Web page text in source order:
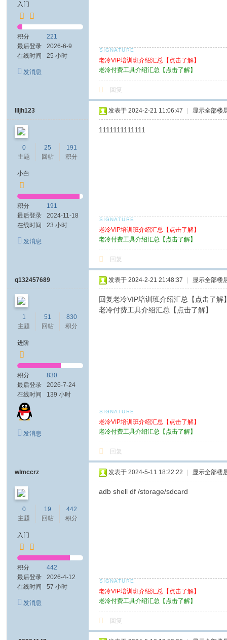
入门
积分
221
最后登录
2026-6-9
在线时间
25 小时
发消息
老冷VIP培训班介绍汇总【点击了解】
老冷付费工具介绍汇总【点击了解】
回复
llljh123
0
主题
25
回帖
191
积分
小白
积分
191
最后登录
2024-11-18
在线时间
23 小时
发消息
发表于 2024-2-21 11:06:47 显示全部楼
1111111111111
老冷VIP培训班介绍汇总【点击了解】
老冷付费工具介绍汇总【点击了解】
回复
q132457689
1
主题
51
回帖
830
积分
进阶
积分
830
最后登录
2026-7-24
在线时间
139 小时
发消息
发表于 2024-2-21 21:48:37 显示全部楼
回复老冷VIP培训班介绍汇总【点击了解
老冷付费工具介绍汇总【点击了解】
老冷VIP培训班介绍汇总【点击了解】
老冷付费工具介绍汇总【点击了解】
回复
wlmccrz
0
主题
19
回帖
442
积分
入门
积分
442
最后登录
2026-4-12
在线时间
57 小时
发消息
发表于 2024-5-11 18:22:22 显示全部楼
adb shell df /storage/sdcard
老冷VIP培训班介绍汇总【点击了解】
老冷付费工具介绍汇总【点击了解】
回复